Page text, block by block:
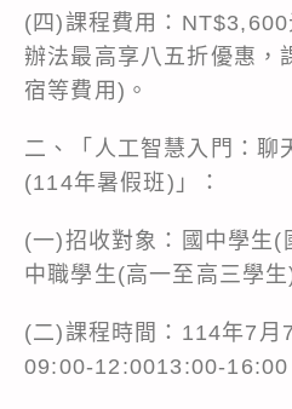
(四)課程費用：
辦法最高享八五折優惠，
宿等費用)。
二、「人工智慧入門：聊
(114年暑假班)」：
(一)招收對象：國中學生(
中職學生(高一至高三學生
(二)課程時間：114年7月
09:00-12:0013:00-16:00